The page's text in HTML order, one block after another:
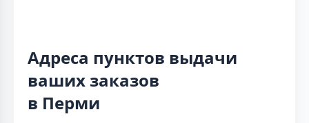
Адреса пунктов выдачи
ваших заказов
в Перми